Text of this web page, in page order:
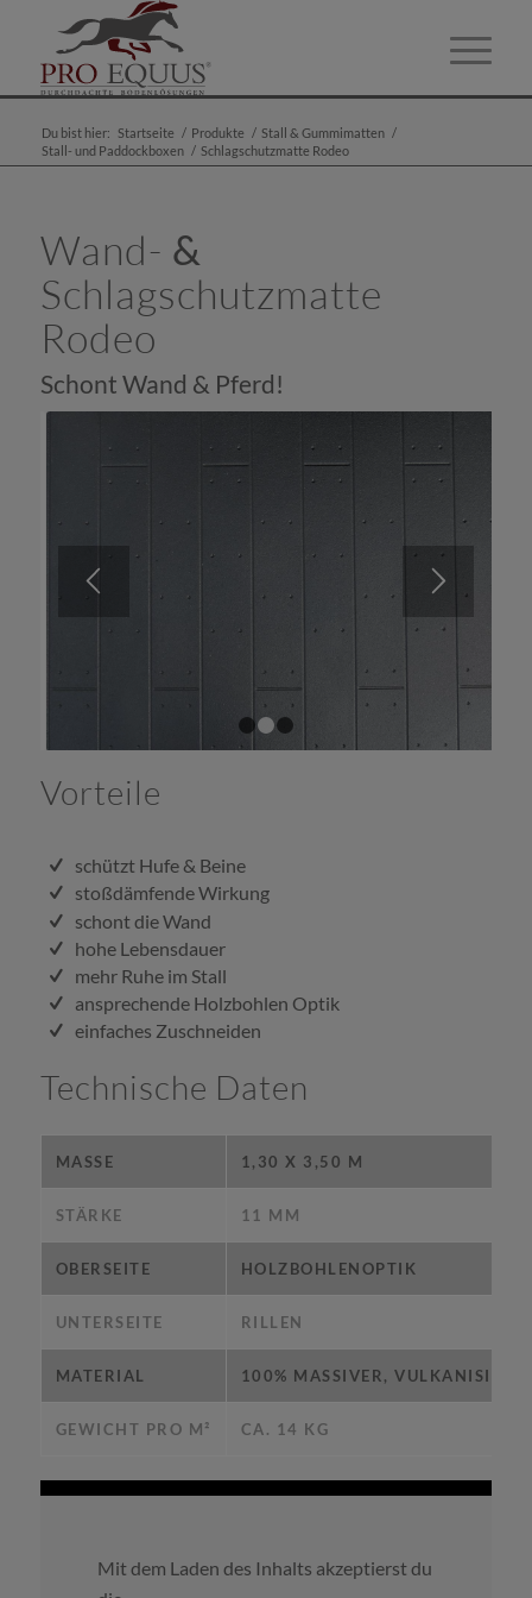
Du bist hier: Startseite / Produkte / Stall & Gummimatten /
Stall- und Paddockboxen / Schlagschutzmatte Rodeo
Wand- &
Schlagschutzmatte
Rodeo
Schont Wand & Pferd!
Vorteile
schützt Hufe & Beine
stoßdämfende Wirkung
schont die Wand
hohe Lebensdauer
mehr Ruhe im Stall
ansprechende Holzbohlen Optik
einfaches Zuschneiden
Technische Daten
MASSE 1,30 X 3,50 M
STÄRKE 11 MM
OBERSEITE HOLZBOHLENOPTIK
UNTERSEITE RILLEN
MATERIAL 100% MASSIVER,
GEWICHT PRO M² CA. 14 KG
Mit dem Laden des Inhalts akzeptierst du